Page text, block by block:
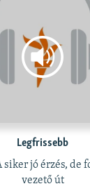
Legfrissebb
jó érzés, de
vezető út